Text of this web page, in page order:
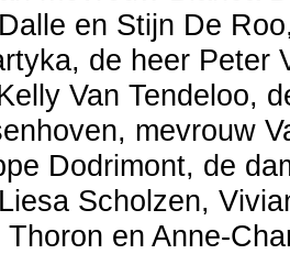
en Stijn De
de heer Peter
Van Tendeloo,
mevrouw
Dodrimont, de
Scholzen,
Thoron en Anne-